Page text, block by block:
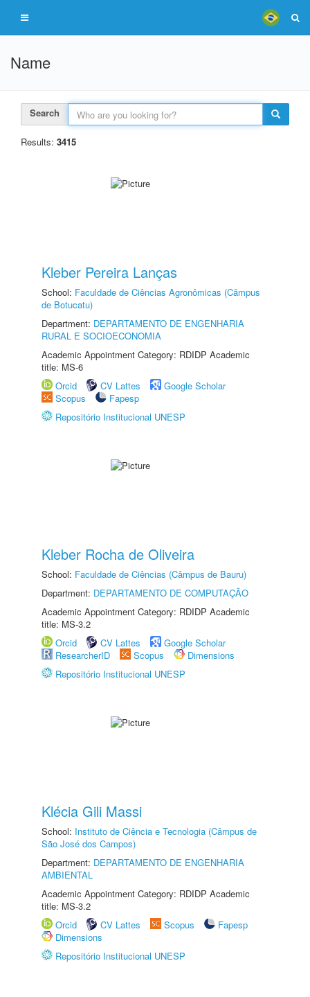
Name
Search
Results: 3415
Kleber Pereira Lanças
School: Faculdade de Ciências Agronômicas (Câmpus
de Botucatu)
Department: DEPARTAMENTO DE ENGENHARIA
RURAL E SOCIOECONOMIA
Academic Appointment Category: RDIDP Academic
title: MS-6
Orcid
CV Lattes
Google Scholar
Scopus
Fapesp
Repositório Institucional UNESP
Kleber Rocha de Oliveira
School: Faculdade de Ciências (Câmpus de Bauru)
Department: DEPARTAMENTO DE COMPUTAÇÃO
Academic Appointment Category: RDIDP Academic
title: MS-3.2
Orcid
CV Lattes
Google Scholar
ResearcherID
Scopus
Dimensions
Repositório Institucional UNESP
Klécia Gili Massi
School: Instituto de Ciência e Tecnologia (Câmpus de
São José dos Campos)
Department: DEPARTAMENTO DE ENGENHARIA
AMBIENTAL
Academic Appointment Category: RDIDP Academic
title: MS-3.2
Orcid
CV Lattes Scopus
Fapesp
Dimensions
Repositório Institucional UNESP